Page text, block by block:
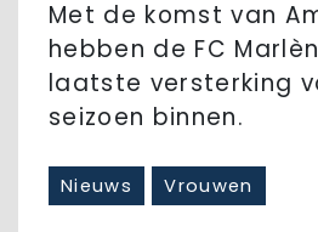
Met de komst van
hebben de FC
laatste versterking
seizoen binnen.
Nieuws Vrouwen